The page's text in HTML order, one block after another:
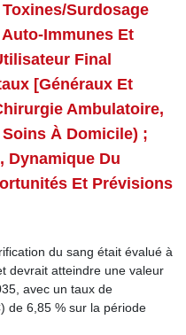
surdosage
Immunes Et
Final
[généraux Et
Ambulatoire,
À Domicile) ;
Dynamique Du
Et Prévisions
du sang était évalué à
devrait atteindre une valeur
avec un taux de
de 6,85 % sur la période